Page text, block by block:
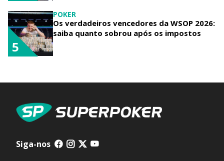
POKER
Os verdadeiros vencedores da WSOP 2026:
saiba quanto sobrou após os impostos
5
Siga-nos